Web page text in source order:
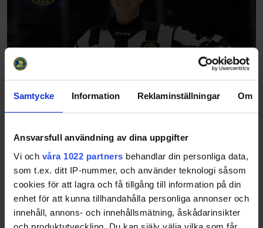
Samtycke Information Reklaminställningar Om
Ansvarsfull användning av dina uppgifter
Vi och våra 1022 partners behandlar din personliga data,
som t.ex. ditt IP-nummer, och använder teknologi såsom
cookies för att lagra och få tillgång till information på din
enhet för att kunna tillhandahålla personliga annonser och
innehåll, annons- och innehållsmätning, åskådarinsikter